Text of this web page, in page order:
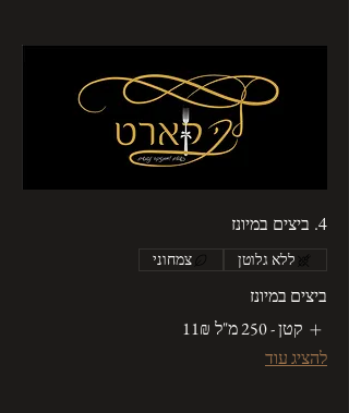
4. ביצים במיונז
ללא גלוטן צמחוני
ביצים במיונז
קטן - 250 מ"ל
‏11 ‏₪
להציג עוד